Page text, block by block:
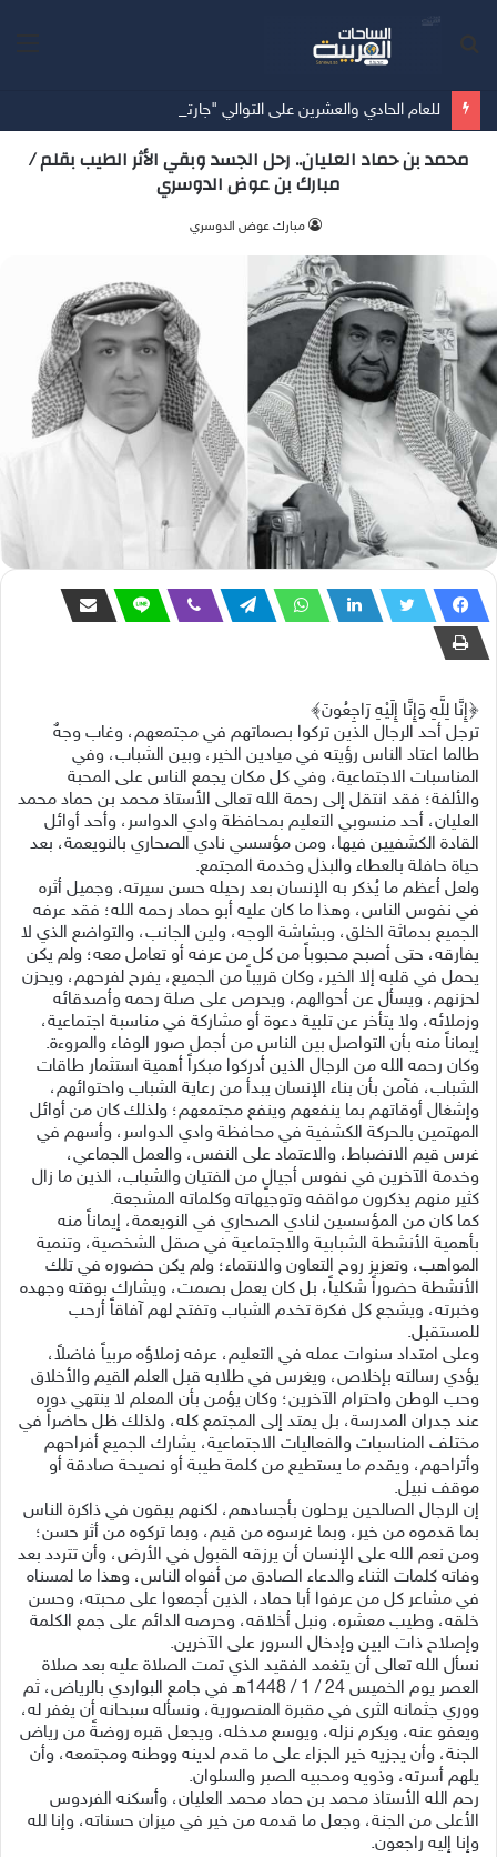
محمد بن حماد العليان.. رحل الجسد وبقي الأثر الطيب بقلم /
مبارك بن عوض الدوسري
مبارك عوض الدوسري
﴿إِنَّا لِلَّهِ وَإِنَّا إِلَيْهِ رَاجِعُونَ﴾
ترجل أحد الرجال الذين تركوا بصماتهم في مجتمعهم، وغاب وجهٌ
طالما اعتاد الناس رؤيته في ميادين الخير، وبين الشباب، وفي
المناسبات الاجتماعية، وفي كل مكان يجمع الناس على المحبة
والألفة؛ فقد انتقل إلى رحمة الله تعالى الأستاذ محمد بن حماد محمد
العليان، أحد منسوبي التعليم بمحافظة وادي الدواسر، وأحد أوائل
القادة الكشفيين فيها، ومن مؤسسي نادي الصحاري بالنويعمة، بعد
حياة حافلة بالعطاء والبذل وخدمة المجتمع.
ولعل أعظم ما يُذكر به الإنسان بعد رحيله حسن سيرته، وجميل أثره
في نفوس الناس، وهذا ما كان عليه أبو حماد رحمه الله؛ فقد عرفه
الجميع بدماثة الخلق، وبشاشة الوجه، ولين الجانب، والتواضع الذي لا
يفارقه، حتى أصبح محبوباً من كل من عرفه أو تعامل معه؛ ولم يكن
يحمل في قلبه إلا الخير، وكان قريباً من الجميع، يفرح لفرحهم، ويحزن
لحزنهم، ويسأل عن أحوالهم، ويحرص على صلة رحمه وأصدقائه
وزملائه، ولا يتأخر عن تلبية دعوة أو مشاركة في مناسبة اجتماعية،
إيماناً منه بأن التواصل بين الناس من أجمل صور الوفاء والمروءة.
وكان رحمه الله من الرجال الذين أدركوا مبكراً أهمية استثمار طاقات
الشباب، فآمن بأن بناء الإنسان يبدأ من رعاية الشباب واحتوائهم،
وإشغال أوقاتهم بما ينفعهم وينفع مجتمعهم؛ ولذلك كان من أوائل
المهتمين بالحركة الكشفية في محافظة وادي الدواسر، وأسهم في
غرس قيم الانضباط، والاعتماد على النفس، والعمل الجماعي،
وخدمة الآخرين في نفوس أجيالٍ من الفتيان والشباب، الذين ما زال
كثير منهم يذكرون مواقفه وتوجيهاته وكلماته المشجعة.
كما كان من المؤسسين لنادي الصحاري في النويعمة، إيماناً منه
بأهمية الأنشطة الشبابية والاجتماعية في صقل الشخصية، وتنمية
المواهب، وتعزيز روح التعاون والانتماء؛ ولم يكن حضوره في تلك
الأنشطة حضوراً شكلياً، بل كان يعمل بصمت، ويشارك بوقته وجهده
وخبرته، ويشجع كل فكرة تخدم الشباب وتفتح لهم آفاقاً أرحب
للمستقبل.
وعلى امتداد سنوات عمله في التعليم، عرفه زملاؤه مربياً فاضلاً،
يؤدي رسالته بإخلاص، ويغرس في طلابه قبل العلم القيم والأخلاق
وحب الوطن واحترام الآخرين؛ وكان يؤمن بأن المعلم لا ينتهي دوره
عند جدران المدرسة، بل يمتد إلى المجتمع كله، ولذلك ظل حاضراً في
مختلف المناسبات والفعاليات الاجتماعية، يشارك الجميع أفراحهم
وأتراحهم، ويقدم ما يستطيع من كلمة طيبة أو نصيحة صادقة أو
موقف نبيل.
إن الرجال الصالحين يرحلون بأجسادهم، لكنهم يبقون في ذاكرة الناس
بما قدموه من خير، وبما غرسوه من قيم، وبما تركوه من أثر حسن؛
ومن نعم الله على الإنسان أن يرزقه القبول في الأرض، وأن تتردد بعد
وفاته كلمات الثناء والدعاء الصادق من أفواه الناس، وهذا ما لمسناه
في مشاعر كل من عرفوا أبا حماد، الذين أجمعوا على محبته، وحسن
خلقه، وطيب معشره، ونبل أخلاقه، وحرصه الدائم على جمع الكلمة
وإصلاح ذات البين وإدخال السرور على الآخرين.
نسأل الله تعالى أن يتغمد الفقيد الذي تمت الصلاة عليه بعد صلاة
العصر يوم الخميس 24 / 1 / 1448هـ في جامع البواردي بالرياض، ثم
ووري جثمانه الثرى في مقبرة المنصورية، ونسأله سبحانه أن يغفر له،
ويعفو عنه، ويكرم نزله، ويوسع مدخله، ويجعل قبره روضةً من رياض
الجنة، وأن يجزيه خير الجزاء على ما قدم لدينه ووطنه ومجتمعه، وأن
يلهم أسرته، وذويه ومحبيه الصبر والسلوان.
رحم الله الأستاذ محمد بن حماد محمد العليان، وأسكنه الفردوس
الأعلى من الجنة، وجعل ما قدمه من خير في ميزان حسناته، وإنا لله
وإنا إليه راجعون.